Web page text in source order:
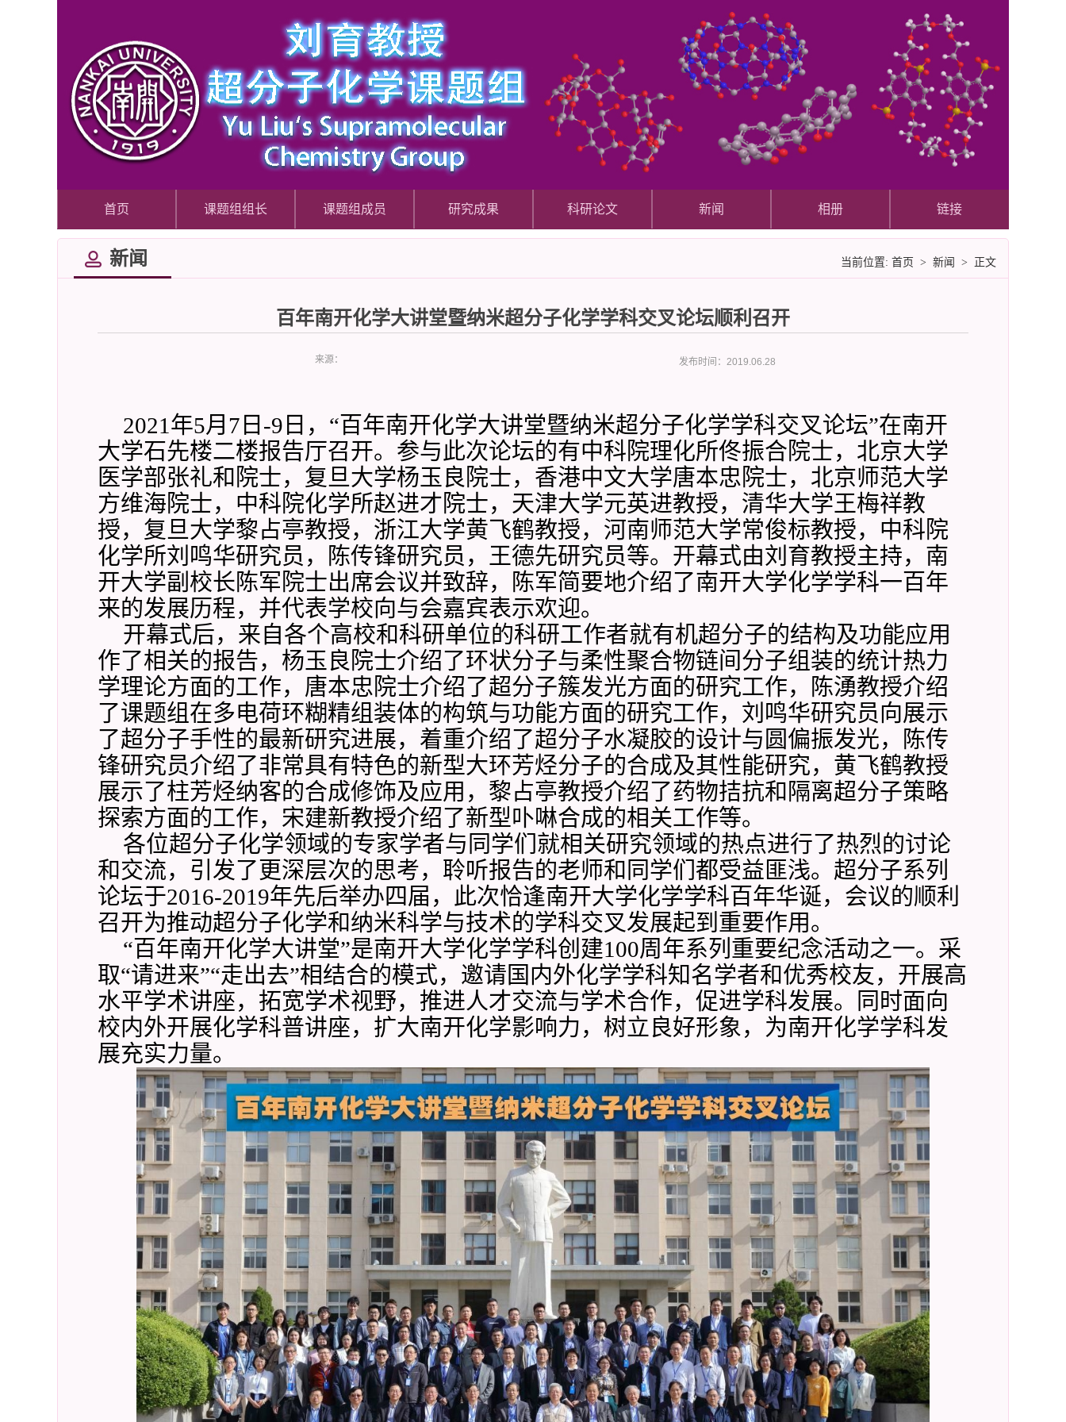
首页 课题组组长 课题组成员 研究成果 科研论文 新闻 相册 链接
新闻 当前位置: 首页 > 新闻 > 正文
百年南开化学大讲堂暨纳米超分子化学学科交叉论坛顺利召开
来源： 发布时间：2019.06.28
2021年5月7日-9日，“百年南开化学大讲堂暨纳米超分子化学学科交叉论坛”在南开
大学石先楼二楼报告厅召开。参与此次论坛的有中科院理化所佟振合院士，北京大学
医学部张礼和院士，复旦大学杨玉良院士，香港中文大学唐本忠院士，北京师范大学
方维海院士，中科院化学所赵进才院士，天津大学元英进教授，清华大学王梅祥教
授，复旦大学黎占亭教授，浙江大学黄飞鹤教授，河南师范大学常俊标教授，中科院
化学所刘鸣华研究员，陈传锋研究员，王德先研究员等。开幕式由刘育教授主持，南
开大学副校长陈军院士出席会议并致辞，陈军简要地介绍了南开大学化学学科一百年
来的发展历程，并代表学校向与会嘉宾表示欢迎。
开幕式后，来自各个高校和科研单位的科研工作者就有机超分子的结构及功能应用
作了相关的报告，杨玉良院士介绍了环状分子与柔性聚合物链间分子组装的统计热力
学理论方面的工作，唐本忠院士介绍了超分子簇发光方面的研究工作，陈湧教授介绍
了课题组在多电荷环糊精组装体的构筑与功能方面的研究工作，刘鸣华研究员向展示
了超分子手性的最新研究进展，着重介绍了超分子水凝胶的设计与圆偏振发光，陈传
锋研究员介绍了非常具有特色的新型大环芳烃分子的合成及其性能研究，黄飞鹤教授
展示了柱芳烃纳客的合成修饰及应用，黎占亭教授介绍了药物拮抗和隔离超分子策略
探索方面的工作，宋建新教授介绍了新型卟啉合成的相关工作等。
各位超分子化学领域的专家学者与同学们就相关研究领域的热点进行了热烈的讨论
和交流，引发了更深层次的思考，聆听报告的老师和同学们都受益匪浅。超分子系列
论坛于2016-2019年先后举办四届，此次恰逢南开大学化学学科百年华诞，会议的顺利
召开为推动超分子化学和纳米科学与技术的学科交叉发展起到重要作用。
“百年南开化学大讲堂”是南开大学化学学科创建100周年系列重要纪念活动之一。采
取“请进来”“走出去”相结合的模式，邀请国内外化学学科知名学者和优秀校友，开展高
水平学术讲座，拓宽学术视野，推进人才交流与学术合作，促进学科发展。同时面向
校内外开展化学科普讲座，扩大南开化学影响力，树立良好形象，为南开化学学科发
展充实力量。